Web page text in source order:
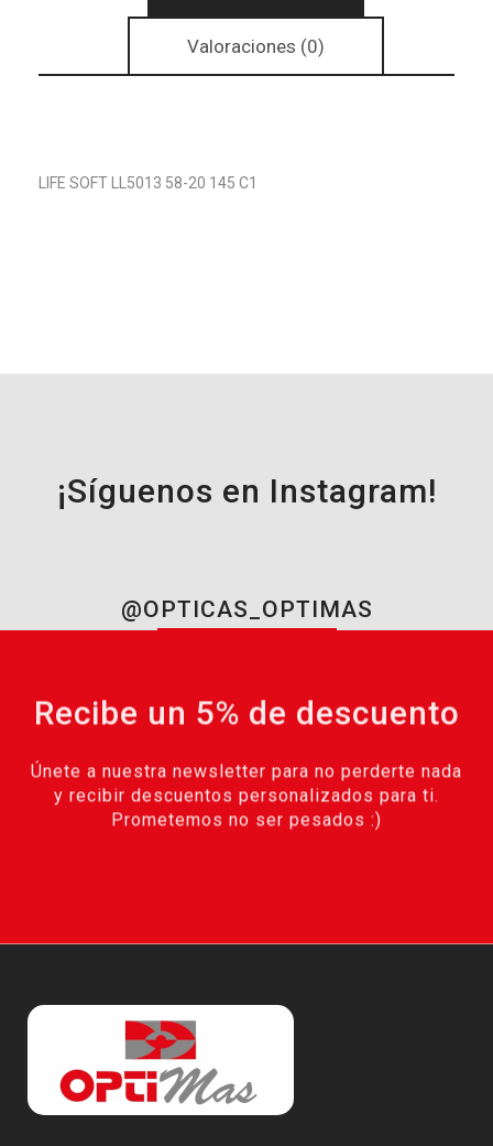
Valoraciones (0)
LIFE SOFT LL5013 58-20 145 C1
¡Síguenos en Instagram!
@OPTICAS_OPTIMAS
Recibe un 5% de descuento
Únete a nuestra newsletter para no perderte nada
y recibir descuentos personalizados para ti.
Prometemos no ser pesados :)